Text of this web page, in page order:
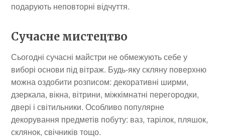
подарують неповторні відчуття.
Сучасне мистецтво
Сьогодні сучасні майстри не обмежують себе у
виборі основи під вітраж. Будь-яку скляну поверхню
можна оздобити розписом: декоративні ширми,
дзеркала, вікна, вітрини, міжкімнатні перегородки,
двері і світильники. Особливо популярне
декорування предметів побуту: ваз, тарілок, пляшок,
склянок, свічників тощо.